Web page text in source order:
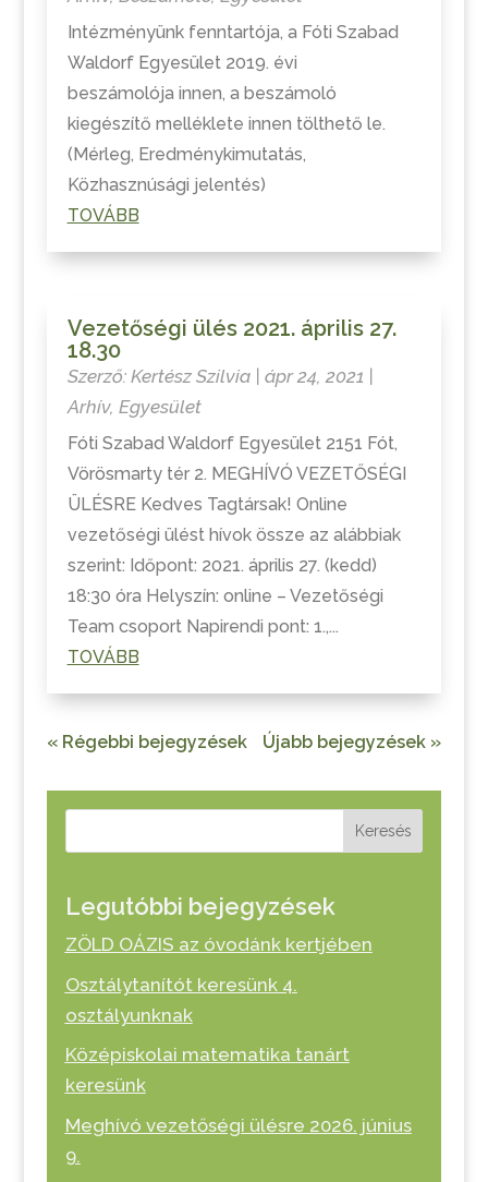
Intézményünk fenntartója, a Fóti Szabad
Waldorf Egyesület 2019. évi
beszámolója innen, a beszámoló
kiegészítő melléklete innen tölthető le.
(Mérleg, Eredménykimutatás,
Közhasznúsági jelentés)
TOVÁBB
Vezetőségi ülés 2021. április 27.
18.30
Szerző: Kertész Szilvia| ápr 24, 2021
Arhív, Egyesület
Fóti Szabad Waldorf Egyesület 2151 Fót,
Vörösmarty tér 2. MEGHÍVÓ VEZETŐSÉGI
ÜLÉSRE Kedves Tagtársak! Online
vezetőségi ülést hívok össze az alábbiak
szerint: Időpont: 2021. április 27. (kedd)
18:30 óra Helyszín: online – Vezetőségi
Team csoport Napirendi pont: 1.,...
TOVÁBB
« Régebbi bejegyzések Újabb bejegyzések »
Keresés
Legutóbbi bejegyzések
ZÖLD OÁZIS az óvodánk kertjében
Osztálytanítót keresünk 4.
osztályunknak
Középiskolai matematika tanárt
keresünk
Meghívó vezetőségi ülésre 2026. június
9.